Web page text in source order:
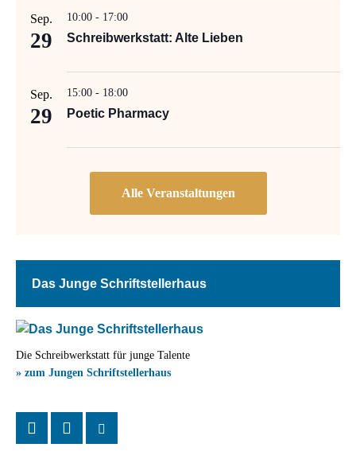
Sep.
29
10:00 - 17:00
Schreibwerkstatt: Alte Lieben
Sep.
29
15:00 - 18:00
Poetic Pharmacy
Das Junge Schriftstellerhaus
Die Schreibwerkstatt für junge Talente
» zum Jungen Schriftstellerhaus